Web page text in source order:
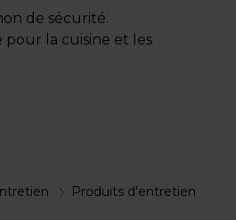
de sécurité.
pour la cuisine et les
Produits d'entretien